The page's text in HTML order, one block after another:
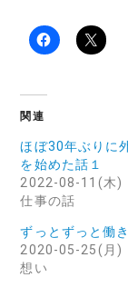
関連
ほぼ30年ぶりに
を始めた話１
2022-08-11(木)
仕事の話
ずっとずっと働
2020-05-25(月)
想い